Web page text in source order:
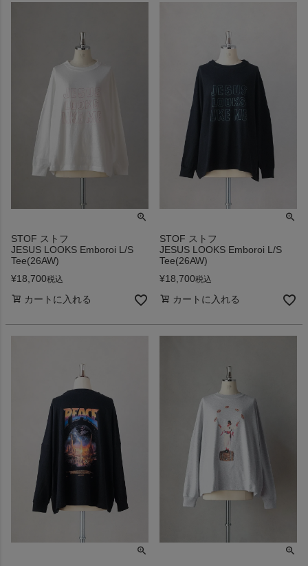
STOF ストフ
JESUS LOOKS Emboroi L/S
Tee(26AW)
¥18,700税込
カートに入れる
STOF ストフ
JESUS LOOKS Emboroi L/S
Tee(26AW)
¥18,700税込
カートに入れる